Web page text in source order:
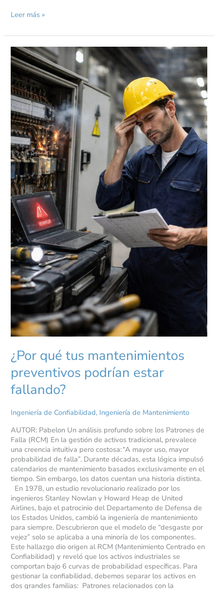
Leer más »
¿Por qué tus mantenimientos
preventivos podrían estar
fallando?
Ingeniería de Confiabilidad, Ingeniería de Mantenimiento
AUTOR: Pabelon Un análisis profundo sobre los Patrones de
Falla (RCM) En la gestión de activos tradicional, prevalece
una creencia intuitiva pero costosa: “A mayor uso, mayor
probabilidad de falla”. Durante décadas, esta lógica impulsó
calendarios de mantenimiento basados exclusivamente en el
tiempo. Sin embargo, los datos cuentan una historia distinta.
En 1978, un estudio revolucionario realizado por los
ingenieros Stanley Nowlan y Howard Heap de United
Airlines, bajo el patrocinio del Departamento de Defensa de
los Estados Unidos, cambió la ingeniería de mantenimiento
para siempre. Descubrieron que el modelo de “desgaste por
vejez” solo se aplicaba a una minoría de los componentes.
Este hallazgo dio origen al RCM (Mantenimiento Centrado en
Confiabilidad) y reveló que los activos industriales se
comportan bajo 6 curvas de probabilidad específicas. Para
gestionar la confiabilidad, debemos separar los activos en
dos grandes familias: Patrones relacionados con la
¿Por
qué
tus
mantenimientos
preventivos
podrían
estar
fallando?